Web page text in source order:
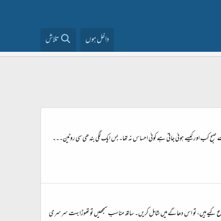
داخل ہوں تلاش
کب اور کیسے ہوئی جاتی ہے کوئی احساس نہ تھا۔ بس ایک لگی بندھی سی روٹین۔۔۔
کیے ہیں، تو اس دھاگے میں شامل کریں۔ ساتھ مناسب سمجھیں تو تھوڑا بہت سرسری